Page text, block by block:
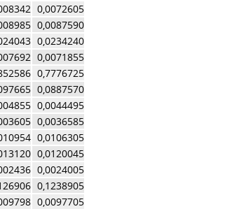
0,0072605
0,0087590
0,0234240
0,0071855
0,7776725
0,0887570
0,0044495
0,0036585
0,0106305
0,0120045
0,0024005
0,1238905
0,0097705